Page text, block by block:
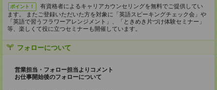
ポイント！
有資格者によるキャリアカウンセリングを無料でご提供してい
ます。 またご登録いただいた方を対象に「英語スピーキングチェック会」や
「英語で習うフラワーアレンジメント」、「ときめき片づけ体験セミナー」
等、楽しくて役に立つセミナーも開催しています。
フォローについて
営業担当・フォロー担当よりコメント
お仕事開始後のフォローについて